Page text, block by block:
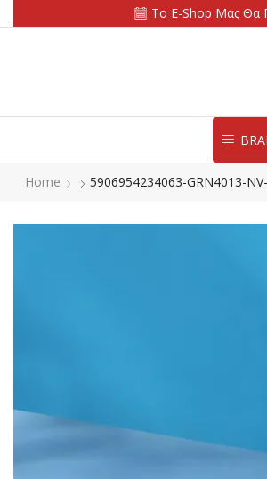
Το E-Shop Μας Θα
Home 5906954234063-GRN4013-